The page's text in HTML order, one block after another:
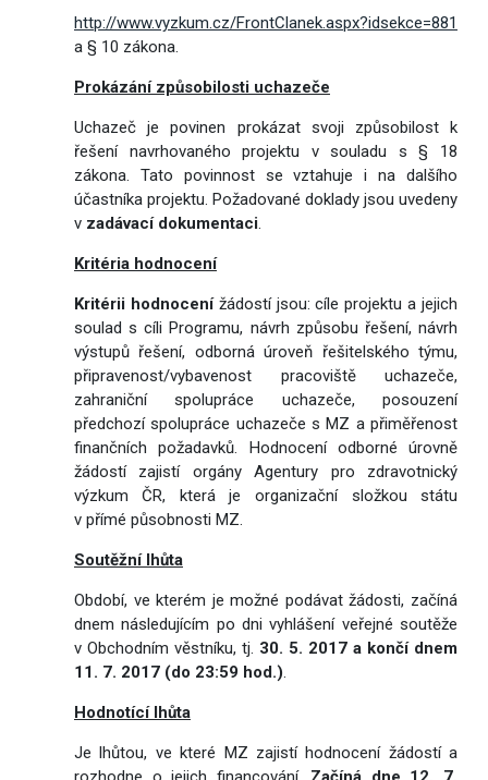
http://www.vyzkum.cz/FrontClanek.aspx?idsekce=881
a § 10 zákona.
Prokázání způsobilosti uchazeče
Uchazeč je povinen prokázat svoji způsobilost k
řešení navrhovaného projektu v souladu s § 18
zákona. Tato povinnost se vztahuje i na dalšího
účastníka projektu. Požadované doklady jsou uvedeny
v zadávací dokumentaci.
Kritéria hodnocení
Kritérii hodnocenížádostí jsou: cíle projektu a jejich
soulad s cíli Programu, návrh způsobu řešení, návrh
výstupů řešení, odborná úroveň řešitelského týmu,
připravenost/vybavenost pracoviště uchazeče,
zahraniční spolupráce uchazeče, posouzení
předchozí spolupráce uchazeče s MZ a přiměřenost
finančních požadavků. Hodnocení odborné úrovně
žádostí zajistí orgány Agentury pro zdravotnický
výzkum ČR, která je organizační složkou státu
v přímé působnosti MZ.
Soutěžní lhůta
Období, ve kterém je možné podávat žádosti, začíná
dnem následujícím po dni vyhlášení veřejné soutěže
v Obchodním věstníku, tj. 30. 5. 2017 a končí dnem
11. 7. 2017 (do 23:59 hod.).
Hodnotící lhůta
Je lhůtou, ve které MZ zajistí hodnocení žádostí a